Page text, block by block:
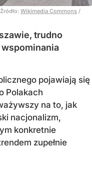
Wikimedia Commons /
trudno
pojawiają się
Polakach
na to, jak
nacjonalizm,
konkretnie
zupełnie